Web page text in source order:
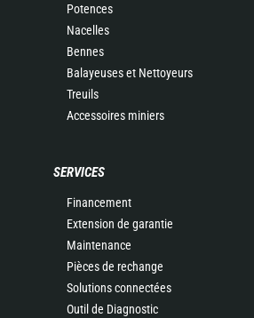
Potences
Nacelles
Bennes
Balayeuses et Nettoyeurs
Treuils
Accessoires miniers
SERVICES
Financement
Extension de garantie
Maintenance
Pièces de rechange
Solutions connectées
Outil de Diagnostic